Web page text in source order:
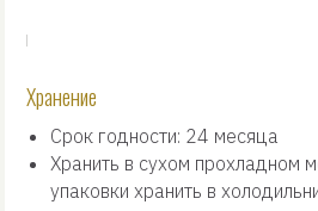
Хранение
Срок годности: 24 месяца
Хранить в сухом прохладном
упаковки хранить в